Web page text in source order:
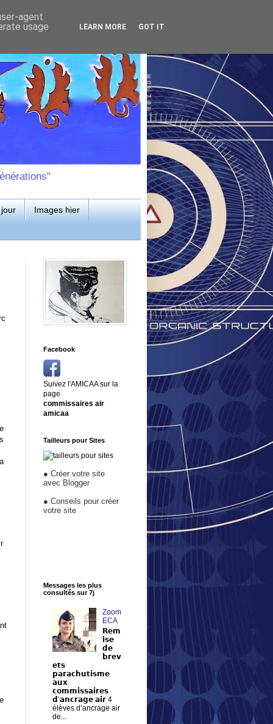
Images hier
Facebook
Suivez l'AMICAA sur la
page
commissaires air
amicaa
Tailleurs pour Sites
● Créer votre site
avec Blogger
● Conseils pour créer
votre site
Messages les plus
consultés sur 7j
Zoom
ECA
𝗥𝗲𝗺
𝗶𝘀𝗲
𝗱𝗲
𝗯𝗿𝗲𝘃
𝗲𝘁𝘀
𝗽𝗮𝗿𝗮𝗰𝗵𝘂𝘁𝗶𝘀𝗺𝗲
𝗮𝘂𝘅
𝗰𝗼𝗺𝗺𝗶𝘀𝘀𝗮𝗶𝗿𝗲𝘀
𝗱’𝗮𝗻𝗰𝗿𝗮𝗴𝗲 𝗮𝗶𝗿 4
élèves d’ancrage air
de...
agent
usage
LEARN MORE GOT IT